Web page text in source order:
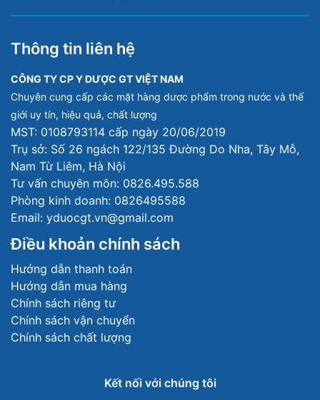
Thông tin liên hệ
CÔNG TY CP Y DƯỢC GT VIỆT NAM
Chuyên cung cấp các mặt hàng dược phẩm trong nước và thế
giới uy tín, hiệu quả, chất lượng
MST: 0108793114 cấp ngày 20/06/2019
Trụ sở: Số 26 ngách 122/135 Đường Do Nha, Tây Mỗ,
Nam Từ Liêm, Hà Nội
Tư vấn chuyên môn: 0826.495.588
Phòng kinh doanh: 0826495588
Email: yduocgt.vn@gmail.com
Điều khoản chính sách
Hướng dẫn thanh toán
Hướng dẫn mua hàng
Chính sách riêng tư
Chính sách vận chuyển
Chính sách chất lượng
Kết nối với chúng tôi